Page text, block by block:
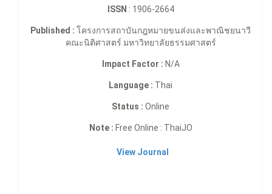
ISSN : 1906-2664
Published : โครงการสถาบันกฎหมายขนส่งและพาณิชยนาวี
คณะนิติศาสตร์ มหาวิทยาลัยธรรมศาสตร์
Impact Factor : N/A
Language : Thai
Status : Online
Note : Free Online : ThaiJO
View Journal